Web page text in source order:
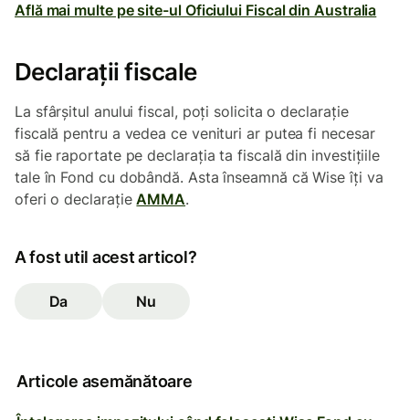
Află mai multe pe site-ul Oficiului Fiscal din Australia
Declarații fiscale
La sfârșitul anului fiscal, poți solicita o declarație
fiscală pentru a vedea ce venituri ar putea fi necesar
să fie raportate pe declarația ta fiscală din investițiile
tale în Fond cu dobândă. Asta înseamnă că Wise îți va
oferi o declarațieAMMA.
A fost util acest articol?
Da Nu
Articole asemănătoare